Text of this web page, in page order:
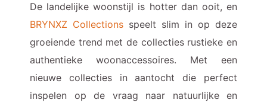
De landelijke woonstijl is hotter dan ooit, en
BRYNXZ Collections speelt slim in op deze
groeiende trend met de collecties rustieke en
authentieke woonaccessoires. Met een
nieuwe collecties in aantocht die perfect
inspelen op de vraag naar natuurlijke en